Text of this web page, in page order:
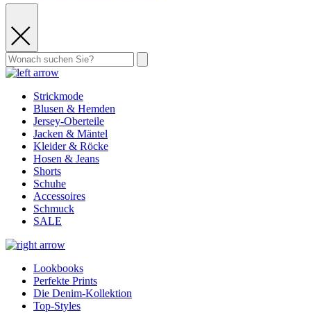
Strickmode
Blusen & Hemden
Jersey-Oberteile
Jacken & Mäntel
Kleider & Röcke
Hosen & Jeans
Shorts
Schuhe
Accessoires
Schmuck
SALE
Lookbooks
Perfekte Prints
Die Denim-Kollektion
Top-Styles